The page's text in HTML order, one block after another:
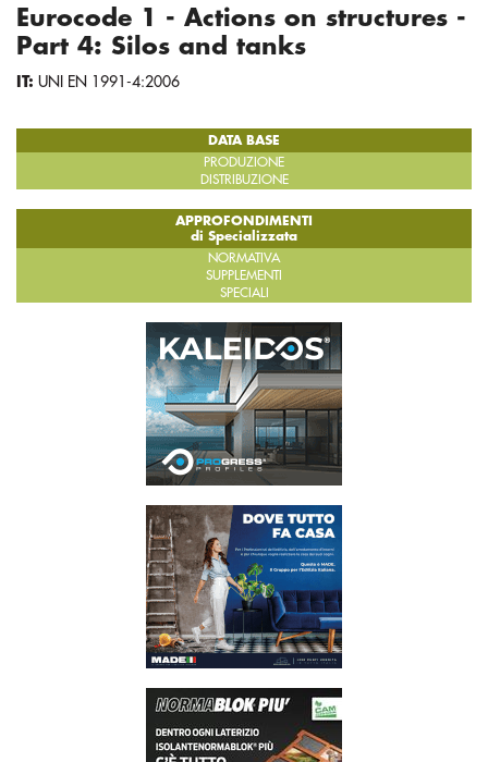
Eurocode 1 - Actions on structures -
Part 4: Silos and tanks
IT: UNI EN 1991-4:2006
DATA BASE
PRODUZIONE
DISTRIBUZIONE
APPROFONDIMENTI
di Specializzata
NORMATIVA
SUPPLEMENTI
SPECIALI